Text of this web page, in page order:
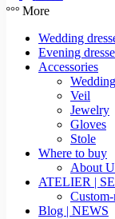
More
Wedding
Evening
Accessories
Veil
Jewelry
Gloves
Stole
Where to buy
About
ATELIER |
Custom-
Blog | NEWS